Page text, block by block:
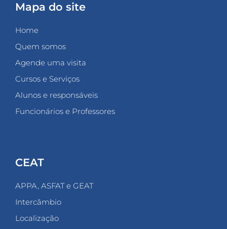
Mapa do site
Home
Quem somos
Agende uma visita
Cursos e Serviços
Alunos e responsáveis
Funcionários e Professores
CEAT
APPA, ASFAT e GEAT
Intercâmbio
Localização